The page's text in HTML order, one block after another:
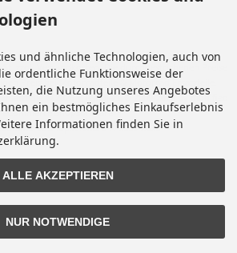
zzgl. Versandkosten . Die durchgestrichenen Preise
Preis bei Motorradteile & Motorrad Ersatzteile.
© 2026 | Template © 2009-2026 by modified
eCommerce Shopsoftware
Shopsoftware © 2009-2026
und ähnliche Technologien, auch von
ordentliche Funktionsweise der
die Nutzung unseres Angebotes
ein bestmögliches Einkaufserlebnis
Informationen finden Sie in
ALLE AKZEPTIEREN
NUR NOTWENDIGE